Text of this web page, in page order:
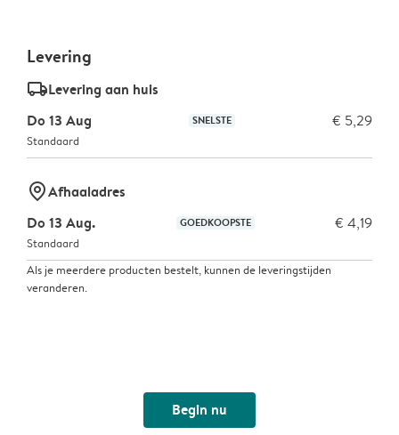
Levering
delivery_standard_v2Levering aan huis
Do 13 Aug
SNELSTE € 5,29
Standaard
marker-pinAfhaaladres
Do 13 Aug.
GOEDKOOPSTE € 4,19
Standaard
Als je meerdere producten bestelt, kunnen de leveringstijden
veranderen.
Begin nu